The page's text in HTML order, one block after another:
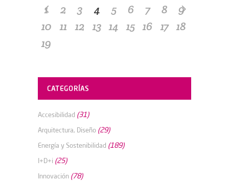
1 2 3 4 5 6 7 8
9
10 11 12 13 14 15 16 17 18
19
CATEGORÍAS
Accesibilidad (31)
Arquitectura, Diseño (29)
Energía y Sostenibilidad (189)
I+D+i (25)
Innovación (78)